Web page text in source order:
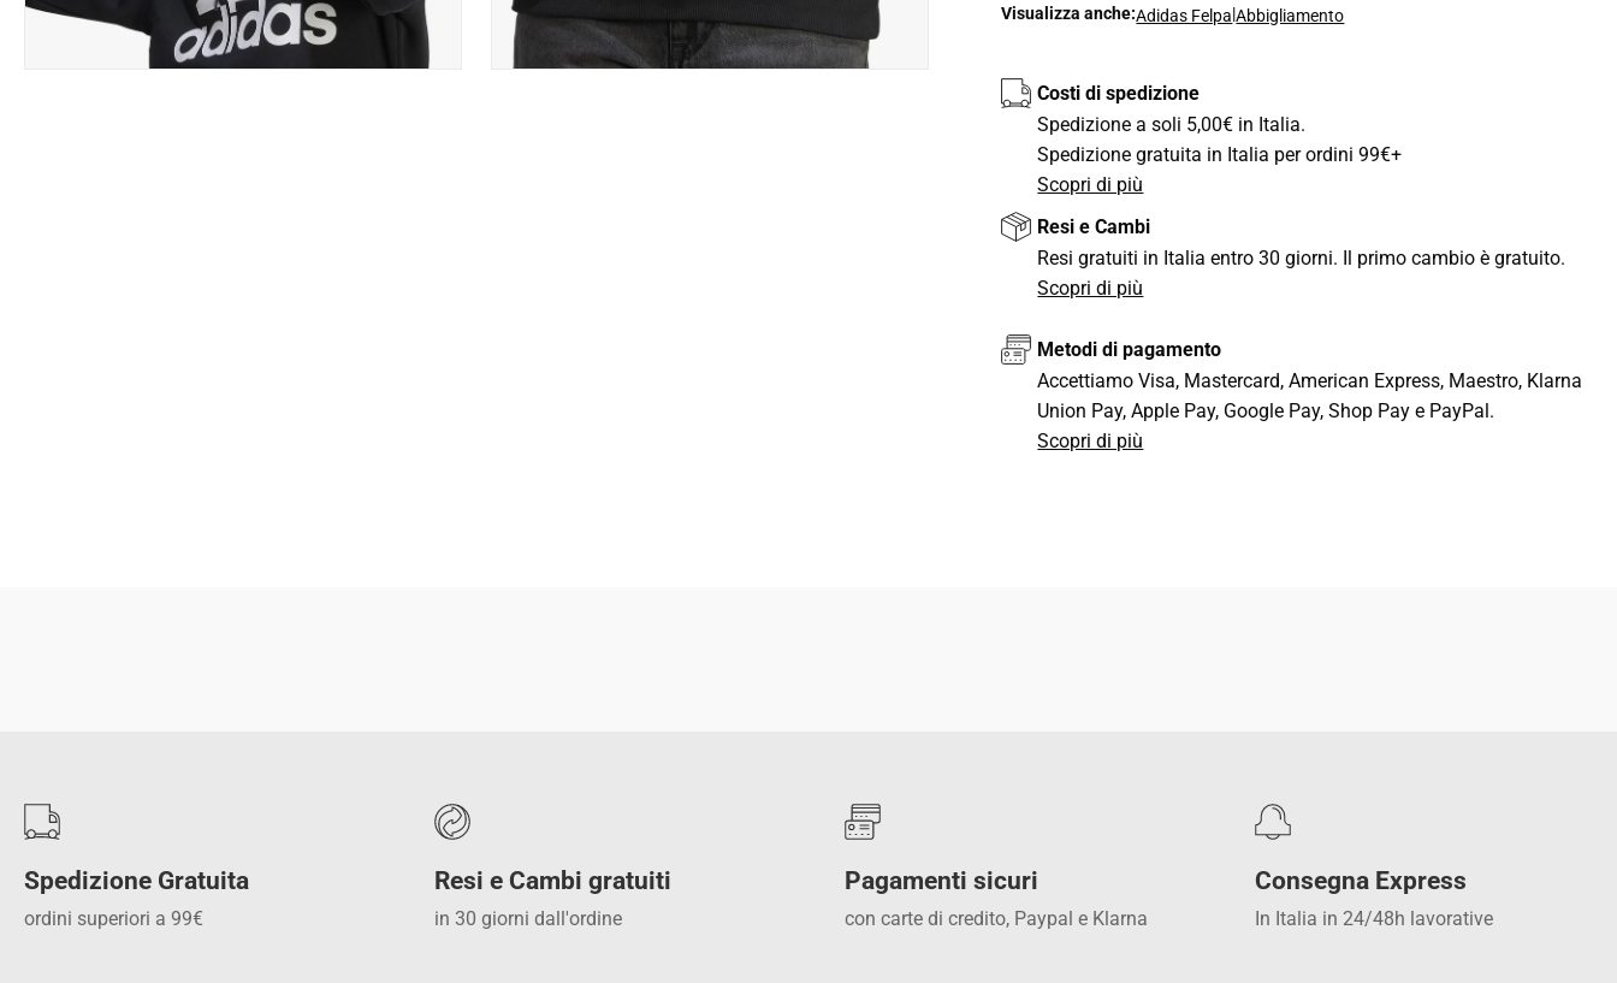
Visualizza anche:Adidas Felpa|Abbigliamento
Costi di spedizione
Spedizione a soli 5,00€ in Italia.
Spedizione gratuita in Italia per ordini 99€+
Scopri di più
Resi e Cambi
Resi gratuiti in Italia entro 30 giorni. Il primo cambio è gratuito.
Scopri di più
Metodi di pagamento
Accettiamo Visa, Mastercard, American Express, Maestro, Klarna
Union Pay, Apple Pay, Google Pay, Shop Pay e PayPal.
Scopri di più
Spedizione Gratuita
ordini superiori a 99€
Resi e Cambi gratuiti
in 30 giorni dall'ordine
Pagamenti sicuri
con carte di credito, Paypal e Klarna
Consegna Express
In Italia in 24/48h lavorative